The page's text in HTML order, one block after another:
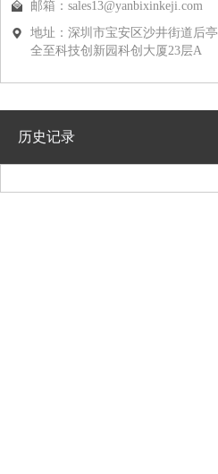
邮箱： sales13@yanbixinkeji.com
地址：深圳市宝安区沙井街道后亭
全至科技创新园科创大厦23层A
历史记录